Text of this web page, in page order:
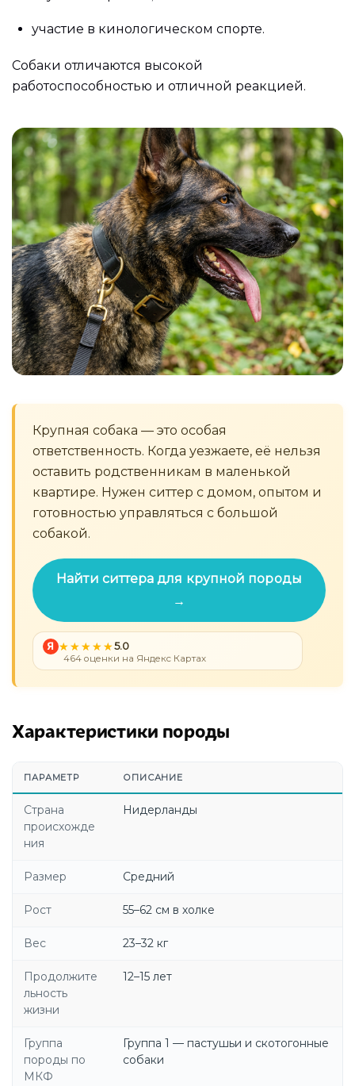
участие в кинологическом спорте.
Собаки отличаются высокой
работоспособностью и отличной реакцией.
Крупная собака — это особая
ответственность. Когда уезжаете, её нельзя
оставить родственникам в маленькой
квартире. Нужен ситтер с домом, опытом и
готовностью управляться с большой
собакой.
Найти ситтера для крупной породы
→
Я 5.0
464 оценки на Яндекс Картах
Характеристики породы
ПАРАМЕТР ОПИСАНИЕ
Страна
происхожде
ния
Нидерланды
Размер Средний
Рост 55–62 см в холке
Вес 23–32 кг
Продолжите
льность
жизни
12–15 лет
Группа
породы по
МКФ
Группа 1 — пастушьи и скотогонные
собаки